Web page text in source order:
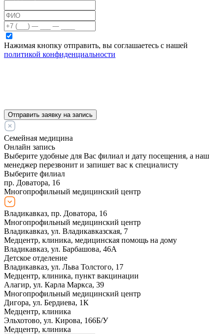
Нажимая кнопку отправить, вы соглашаетесь с нашей
политикой конфиденциальности
Отправить заявку на запись
Семейная медицина
Онлайн запись
Выберите удобные для Вас филиал и дату посещения, а наш
менеджер перезвонит и запишет вас к специалисту
Выберите филиал
пр. Доватора, 16
Многопрофильный медицинский центр
Владикавказ, пр. Доватора, 16
Многопрофильный медицинский центр
Владикавказ, ул. Владикавказская, 7
Медцентр, клиника, медицинская помощь на дому
Владикавказ, ул. Барбашова, 46А
Детское отделение
Владикавказ, ул. Льва Толстого, 17
Медцентр, клиника, пункт вакцинации
Алагир, ул. Карла Маркса, 39
Многопрофильный медицинский центр
Дигора, ул. Бердиева, 1К
Медцентр, клиника
Эльхотово, ул. Кирова, 166Б/У
Медцентр, клиника